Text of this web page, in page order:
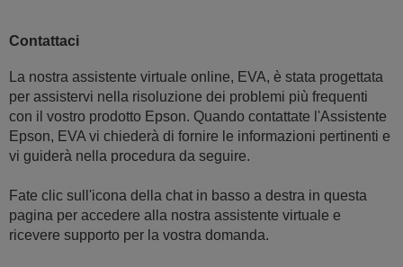
Contattaci
La nostra assistente virtuale online, EVA, è stata progettata
per assistervi nella risoluzione dei problemi più frequenti
con il vostro prodotto Epson. Quando contattate l'Assistente
Epson, EVA vi chiederà di fornire le informazioni pertinenti e
vi guiderà nella procedura da seguire.
Fate clic sull'icona della chat in basso a destra in questa
pagina per accedere alla nostra assistente virtuale e
ricevere supporto per la vostra domanda.